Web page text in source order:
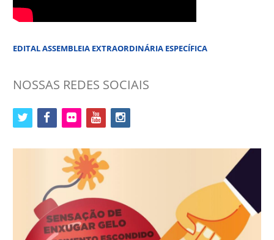
EDITAL ASSEMBLEIA EXTRAORDINÁRIA ESPECÍFICA
NOSSAS REDES SOCIAIS
twitter facebookflickr youtubeinstagram